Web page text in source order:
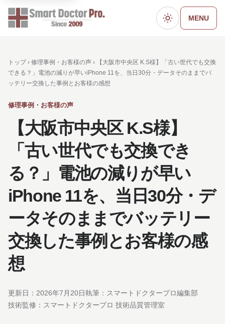
ダークモード
MENU
トップ › 修理事例・お客様の声 › 【大阪市中央区 K.S様】「古い世代でも交換
できる？」電池の減りが早いiPhone 11を、当日30分・データそのままでバ
ッテリー交換した事例とお客様の感想
修理事例・お客様の声
【大阪市中央区 K.S様】
「古い世代でも交換でき
る？」電池の減りが早い
iPhone 11を、当日30分・デ
ータそのままでバッテリー
交換した事例とお客様の感
想
更新日： 2026年7月20日執筆：スマートドクタープロ編集部
技術監修： スマートドクタープロ 技術品質管理室